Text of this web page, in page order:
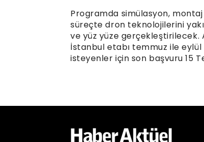
Programda simülasyon,
süreçte dron teknolojilerini
ve yüz yüze
İstanbul etabı temmuz ile
isteyenler için son başvuru 15